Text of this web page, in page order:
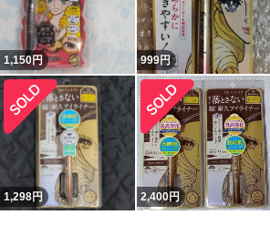
1,150円 999円
1,298円 2,400円